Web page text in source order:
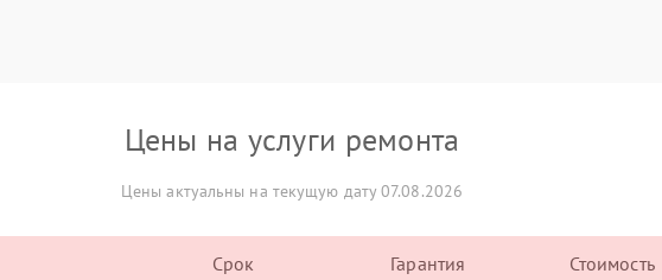
Цены на услуги ремонта
Цены актуальны на текущую дату 07.08.2026
Срок Гарантия Стоимость